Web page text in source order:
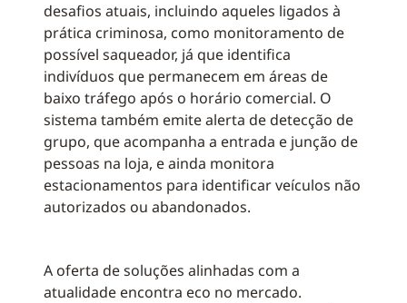
desafios atuais, incluindo aqueles ligados à
prática criminosa, como monitoramento de
possível saqueador, já que identifica
indivíduos que permanecem em áreas de
baixo tráfego após o horário comercial. O
sistema também emite alerta de detecção de
grupo, que acompanha a entrada e junção de
pessoas na loja, e ainda monitora
estacionamentos para identificar veículos não
autorizados ou abandonados.
A oferta de soluções alinhadas com a
atualidade encontra eco no mercado.